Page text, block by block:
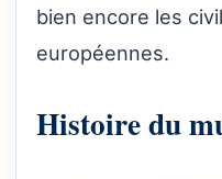
bien encore les
européennes.
Histoire du